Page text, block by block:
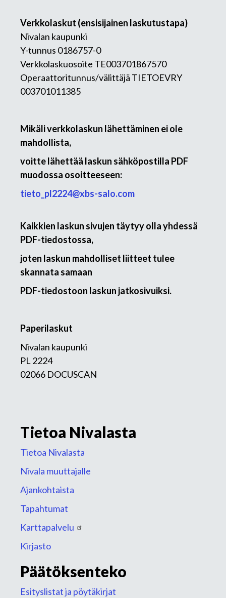
Verkkolaskut (ensisijainen laskutustapa)
Nivalan kaupunki
Y-tunnus 0186757-0
Verkkolaskuosoite TE003701867570
Operaattoritunnus/välittäjä TIETOEVRY
003701011385
Mikäli verkkolaskun lähettäminen ei ole
mahdollista,
voitte lähettää laskun sähköpostilla PDF
muodossa osoitteeseen:
tieto_pl2224@xbs-salo.com
Kaikkien laskun sivujen täytyy olla yhdessä
PDF-tiedostossa,
joten laskun mahdolliset liitteet tulee
skannata samaan
PDF-tiedostoon laskun jatkosivuiksi.
Paperilaskut
Nivalan kaupunki
PL 2224
02066 DOCUSCAN
Tietoa Nivalasta
Tietoa Nivalasta
Nivala muuttajalle
Ajankohtaista
Tapahtumat
Karttapalvelu
Kirjasto
Päätöksenteko
Esityslistat ja pöytäkirjat